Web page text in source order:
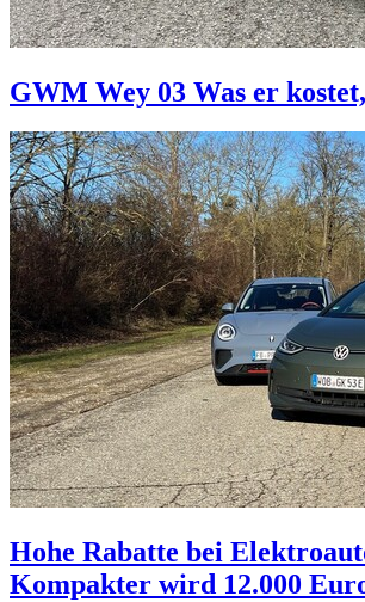
GWM Wey 03 Was er
Hohe Rabatte bei
Kompakter wird 12.000